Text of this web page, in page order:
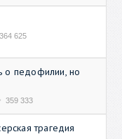
364 625
о педофилии, но
359 333
трагедия